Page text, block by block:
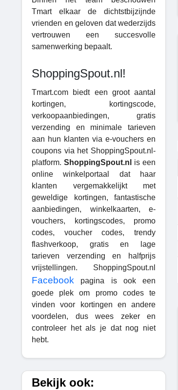
Tmart elkaar de dichtstbijzijnde
vrienden en geloven dat wederzijds
vertrouwen een succesvolle
samenwerking bepaalt.
ShoppingSpout.nl!
Tmart.com biedt een groot aantal
kortingen, kortingscode,
verkoopaanbiedingen, gratis
verzending en minimale tarieven
aan hun klanten via e-vouchers en
coupons via het ShoppingSpout.nl-
platform. ShoppingSpout.nl
is een
online winkelportaal dat haar
klanten vergemakkelijkt met
geweldige kortingen, fantastische
aanbiedingen, winkelkaarten, e-
vouchers, kortingscodes, promo
codes, voucher codes, trendy
flashverkoop, gratis en lage
tarieven verzending en halfprijs
vrijstellingen. ShoppingSpout.nl
Facebook pagina is ook een
goede plek om promo codes te
vinden voor kortingen en andere
voordelen, dus wees zeker en
controleer het als je dat nog niet
hebt.
Bekijk ook: